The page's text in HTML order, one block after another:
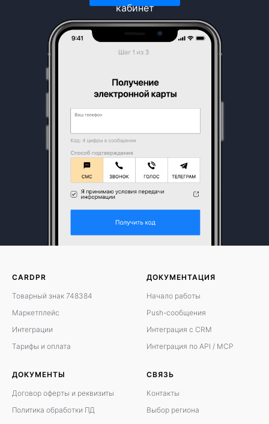
кабинет
CARDPR
Товарный знак 748384
Маркетплейс
Интеграции
Тарифы и оплата
ДОКУМЕНТАЦИЯ
Начало работы
Push-сообщения
Интеграция с CRM
Интеграция по API / MCP
ДОКУМЕНТЫ
Договор оферты и реквизиты
Политика обработки ПД
СВЯЗЬ
Контакты
Выбор региона